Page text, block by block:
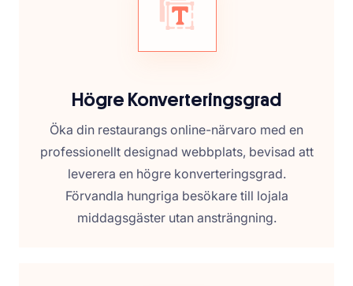
Högre Konverteringsgrad
Öka din restaurangs online-närvaro med en
professionellt designad webbplats, bevisad att
leverera en högre konverteringsgrad.
Förvandla hungriga besökare till lojala
middagsgäster utan ansträngning.